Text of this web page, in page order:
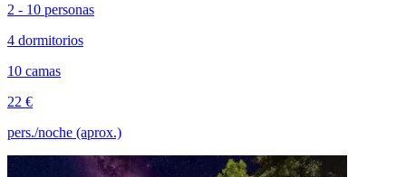
2 - 10 personas
4 dormitorios
10 camas
22 €
pers./noche (aprox.)